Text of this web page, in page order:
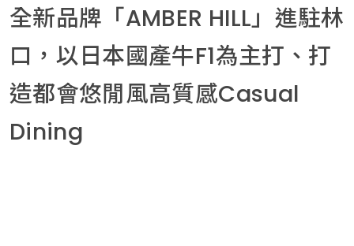
全新品牌「AMBER HILL」進駐林
口，以日本國產牛F1為主打、打
造都會悠閒風高質感Casual
Dining